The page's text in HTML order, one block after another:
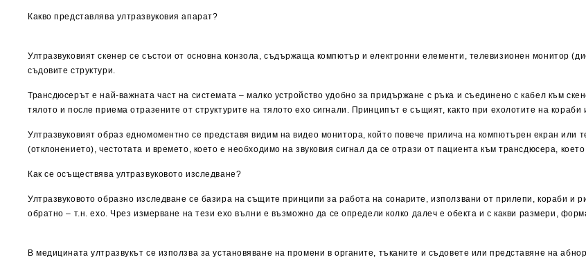
Какво представлява ултразвуковия апарат?
Ултразвуковият скенер се състои от основна конзола, съдържаща компютър и електронни елементи, телевизионен монитор
съдовите структури.
Трансдюсерът е най-важната част на системата – малко устройство удобно за придържане с ръка и съединено с кабел към
тялото и после приема отразените от структурите на тялото ехо сигнали. Принципът е същият, както при ехолотите на кораби
Ултразвуковият образ едномоментно се представя видим на видео монитора, който повече прилича на компютърен екран или
(отклонението), честотата и времето, което е необходимо на звуковия сигнал да се отрази от пациента към трансдюсера,
Как се осъществява ултразвуковото изследване?
Ултразвуковото образно изследване се базира на същите принципи за работа на сонарите, използвани от прилепи, кораби и
обратно – т.н. ехо. Чрез измерване на тези ехо вълни е възможно да се определи колко далеч е обекта и с какви размери,
В медицината ултразвукът се използва за установяване на промени в органите, тъканите и съдовете или представяне на